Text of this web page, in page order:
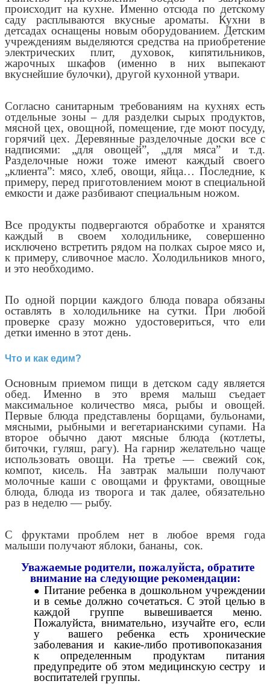
происходит на кухне. Именно отсюда по детскому
саду расплываются вкусные ароматы. Кухни в
детсадах оснащены новым оборудованием. Детским
учреждениям выделяются средства на приобретение
электрических плит, духовок, кипятильников,
жарочных шкафов (именно в них выпекают
вкуснейшие булочки), другой кухонной утвари.
Согласно санитарным требованиям на кухнях есть
отдельные зоны – для разделки сырых продуктов,
мясной цех, овощной, помещение, где моют посуду,
горячий цех. Деревянные разделочные доски все с
надписями: „для овощей”, „для мяса” и т.д.
Разделочные ножи тоже имеют каждый своего
„клиента”: мясо, хлеб, овощи, яйца… Последние, к
примеру, перед приготовлением моют в специальной
емкости и даже разбивают специальным ножом.
Все продукты подвергаются обработке и хранятся
каждый в своем холодильнике, совершенно
исключено встретить рядом на полках сырое мясо и,
к примеру, сливочное масло. Холодильников много,
и это необходимо.
По одной порции каждого блюда повара обязаны
оставлять в холодильнике на сутки. При любой
проверке сразу можно удостовериться, что ели
детки именно в этот день.
Что и как едим?
Основным приемом пищи в детском саду является
обед. Именно в это время малыш съедает
максимальное количество мяса, рыбы и овощей.
Первые блюда представлены борщами, бульонами,
мясными, рыбными и вегетарианскими супами. На
второе обычно дают мясные блюда (котлеты,
биточки, гуляш, рагу). На гарнир желательно чаще
использовать овощи. На третье — свежий сок,
компот, кисель. На завтрак малыши получают
молочные каши с овощами и фруктами, овощные
блюда, блюда из творога и так далее, обязательно
раз в неделю — рыбу.
С фруктами проблем нет в любое время года
малыши получают яблоки, бананы, сок.
Уважаемые родители, пожалуйста, обратите
внимание на следующие рекомендации:
Питание ребенка в дошкольном учреждении
и в семье должно сочетаться. С этой целью в
каждой группе вывешивается меню.
Пожалуйста, внимательно, изучайте его, если
у вашего ребенка есть хронические
заболевания и какие-либо противопоказания
к определенным продуктам питания
предупредите об этом медицинскую сестру и
воспитателей группы.